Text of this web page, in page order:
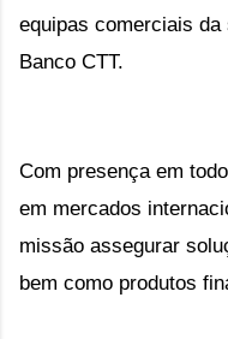
equipas comerciais
Banco CTT.
Com presença em
em mercados
missão assegurar
bem como produtos